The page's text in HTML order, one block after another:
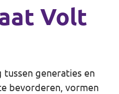
Volt
generaties en
bevorderen, vormen